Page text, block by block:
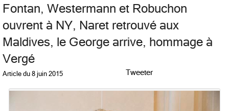
Fontan, Westermann et Robuchon
ouvrent à NY, Naret retrouvé aux
Maldives, le George arrive, hommage à
Vergé
Article du 8 juin 2015 Tweeter